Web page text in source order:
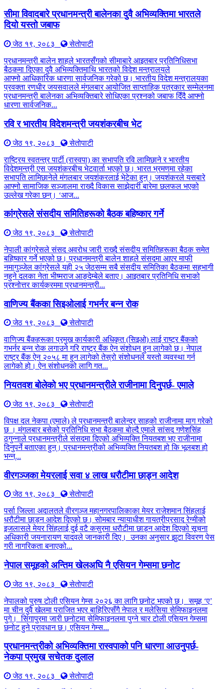
सीमा विवादबारे प्रधानमन्त्री बालेनका दुवै अभिव्यक्तिमा भारतले
दियो यस्तो जबाफ
जेठ १९, २०८३
सेतोपाटी
प्रधानमन्त्री बालेन शाहले भारतसँगको सीमाबारे आइतबार प्रतिनिधिसभा
बैठकमा दिएका दुवै अभिव्यक्तिमाथि भारतको विदेश मन्त्रालयले
आफ्नो आधिकारिक धारणा सार्वजनिक गरेको छ। भारतीय विदेश मन्त्रालयका
प्रवक्ता रणधीर जयसवालले मंगलबार आयोजित साप्ताहिक पत्रकार सम्मेलनमा
प्रधानमन्त्री बालेनका अभिव्यक्तिबारे सोधिएका प्रश्नको जबाफ दिँदै आफ्नो
धारणा सार्वजनिक...
रवि र भारतीय विदेशमन्त्री जयशंकरबीच भेट
जेठ १९, २०८३
सेतोपाटी
राष्ट्रिय स्वतन्त्र पार्टी (रास्वपा) का सभापति रवि लामिछाने र भारतीय
विदेशमन्त्री एस जयशंकरबीच भेटवार्ता भएको छ। भारत भ्रमणमा रहेका
सभापति लामिछानेले मंगलबार जयशंकरलाई भेटेका हुन्। जयशंकरले यसबारे
आफ्नो सामाजिक सञ्जालमा राख्दै विकास साझेदारी बारेमा छलफल भएको
उल्लेख गरेका छन्। ‘आज...
कांग्रेसले संसदीय समितिहरूकाे बैठक बहिष्कार गर्ने
जेठ १९, २०८३
सेतोपाटी
नेपाली कांग्रेसले संसद अवरोध जारी राख्दै संसदीय समितिहरूका बैठक समेत
बहिष्कार गर्ने भएको छ। प्रधानमन्त्री बालेन शाहले संसदमा आएर माफी
नमागुञ्जेल कांग्रेसले यही २५ जेठसम्म सबै संसदीय समितिका बैठकमा सहभागी
नहुने दलका नेता भीष्मराज आङ्देम्बेले बताए। आइतबार प्रतिनिधि सभाको
प्रश्नोत्तर कार्यक्रममा प्रधानमन्त्री...
वाणिज्य बैंकका सिइओलाई गभर्नर बन्न रोक
जेठ १९, २०८३
सेतोपाटी
वाणिज्य बैंकहरूका प्रमुख कार्यकारी अधिकृत (सिइओ) लाई राष्ट्र बैंकको
गभर्नर बन्न रोक लगाउने गरि राष्ट्र बैंक ऐन संशोधन हुन लागेको छ। नेपाल
राष्ट्र बैंक ऐन २०५८ मा हुन लागेको तेस्रो संशोधनले यस्तो व्यवस्था गर्न
लागेको हो। ऐन संशोधनको लागि गत...
नियतवश बोलेको भए प्रधानमन्त्रीले राजीनामा दिनुपर्छ- एमाले
जेठ १९, २०८३
सेतोपाटी
विपक्ष दल नेकपा (एमाले) ले प्रधानमन्त्री बालेन्द्र साहको राजीनामा माग गरेको
छ । मंगलबार बसेको प्रतिनिधि सभा बैठकमा बोल्दै एमाले सांसद गणेशसिंह
ठगुन्नाले प्रधानमन्त्रीले संसदमा दिएको अभिव्यक्ति नियतबश भए राजीनामा
दिनुपर्ने बताएका हुन्। प्रधानमन्त्रीको अभिव्यक्ति नियतबश हो कि भूलबश हो
भन्न्...
वीरगञ्जका मेयरलाई सवा ४ लाख धरौटीमा छाड्न आदेश
जेठ १९, २०८३
सेतोपाटी
पर्सा जिल्ला अदालतले वीरगञ्ज महानगरपालिकाका मेयर राजेशमान सिंहलाई
धरौटीमा छाड्न आदेश दिएको छ। सोमबार न्यायाधीश गायत्रीप्रसाद रेग्मीको
इजलासले मेयर सिंहलाई दुई वटै कसुरमा धरौटीमा छाड्न आदेश दिएको सूचना
अधिकारी जयनारायण यादवले जानकारी दिए। उनका अनुसार झुटा विवरण पेस
गरी नागरिकता बनाएको...
नेपाल समूहको अन्तिम खेलअघि नै एसियन गेम्समा छनोट
जेठ १९, २०८३
सेतोपाटी
नेपालको पुरुष टोली एसियन गेम्स २०२६ का लागि छनोट भएको छ। समूह ‘ए’
मा चीन दुवै खेलमा पराजित भएर बाहिरिएसँगै नेपाल र मलेसिया सेमिफाइनलमा
पुगे। सिंगापुरमा जारी छनोटमा सेमिफाइनलमा पुग्ने चार टोली एसियन गेम्समा
छनोट हुने प्रावधान छ। एसियन गेम्स...
प्रधानमन्त्रीको अभिव्यक्तिमा रास्वपाको पनि धारणा आउनुपर्छ-
नेकपा प्रमुख सचेतक दुलाल
जेठ १९, २०८३
सेतोपाटी